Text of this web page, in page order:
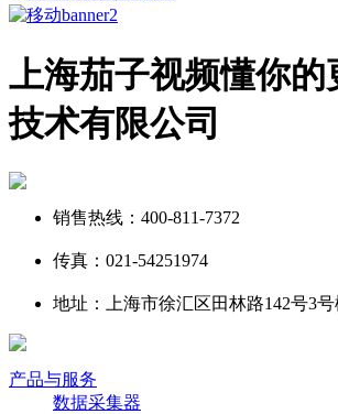
上海茄子视频懂你的
技术有限公司
销售热线：400-811-7372
传真：021-54251974
地址：上海市徐汇区田林路142号3
产品与服务
数据采集器